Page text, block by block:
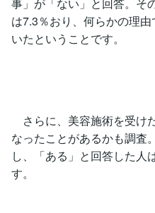
は7.3％おり、何らかの理
いたということです。
さらに、美容施術を受け
なったことがあるかも調査
し、「ある」と回答した人
す。